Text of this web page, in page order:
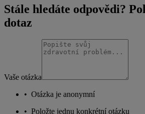
Stále hledáte odpovědi?
dotaz
Vaše otázka
• Otázka je anonymní
• Položte jednu konkrétní otázku